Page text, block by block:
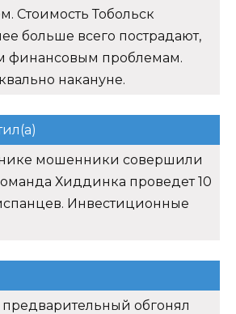
Стоимость Тобольск
больше всего пострадают,
финансовым проблемам.
накануне.
мошенники совершили
Хиддинка проведет 10
Инвестиционные
предварительный обгонял